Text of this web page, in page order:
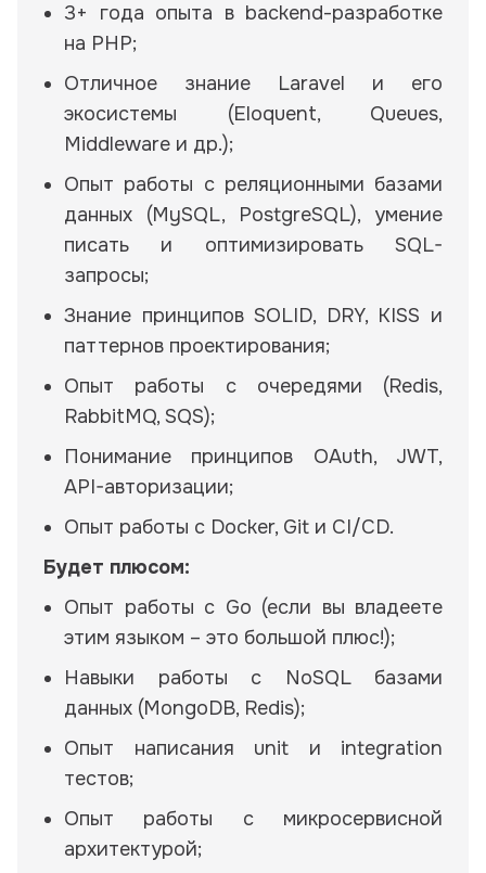
3+ года опыта в backend-разработке
на PHP;
Отличное знание Laravel и его
экосистемы (Eloquent, Queues,
Middleware и др.);
Опыт работы с реляционными базами
данных (MySQL, PostgreSQL), умение
писать и оптимизировать SQL-
запросы;
Знание принципов SOLID, DRY, KISS и
паттернов проектирования;
Опыт работы с очередями (Redis,
RabbitMQ, SQS);
Понимание принципов OAuth, JWT,
API-авторизации;
Опыт работы с Docker, Git и CI/CD.
Будет плюсом:
Опыт работы с Go (если вы владеете
этим языком – это большой плюс!);
Навыки работы с NoSQL базами
данных (MongoDB, Redis);
Опыт написания unit и integration
тестов;
Опыт работы с микросервисной
архитектурой;